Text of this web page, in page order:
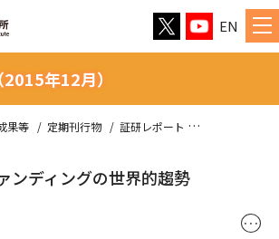
EN
果等 定期刊行物 証研レポート
年12月）
ンディングの世界的趨勢
･･･